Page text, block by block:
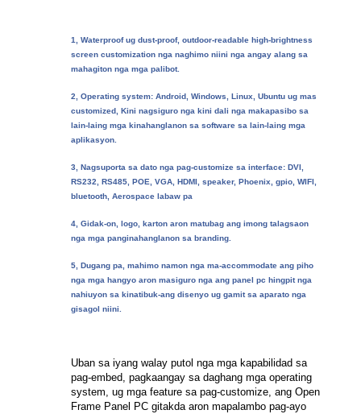
1, Waterproof ug dust-proof, outdoor-readable high-brightness
screen customization nga naghimo niini nga angay alang sa
mahagiton nga mga palibot.
2, Operating system: Android, Windows, Linux, Ubuntu ug mas
customized, Kini nagsiguro nga kini dali nga makapasibo sa
lain-laing mga kinahanglanon sa software sa lain-laing mga
aplikasyon.
3, Nagsuporta sa dato nga pag-customize sa interface: DVI,
RS232, RS485, POE, VGA, HDMI, speaker, Phoenix, gpio, WIFI,
bluetooth, Aerospace labaw pa
4, Gidak-on, logo, karton aron matubag ang imong talagsaon
nga mga panginahanglanon sa branding.
5, Dugang pa, mahimo namon nga ma-accommodate ang piho
nga mga hangyo aron masiguro nga ang panel pc hingpit nga
nahiuyon sa kinatibuk-ang disenyo ug gamit sa aparato nga
gisagol niini.
Uban sa iyang walay putol nga mga kapabilidad sa
pag-embed, pagkaangay sa daghang mga operating
system, ug mga feature sa pag-customize, ang Open
Frame Panel PC gitakda aron mapalambo pag-ayo